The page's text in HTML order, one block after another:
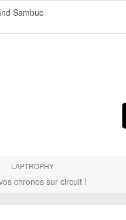
Sambuc
LAPTROPHY
chronos sur circuit !